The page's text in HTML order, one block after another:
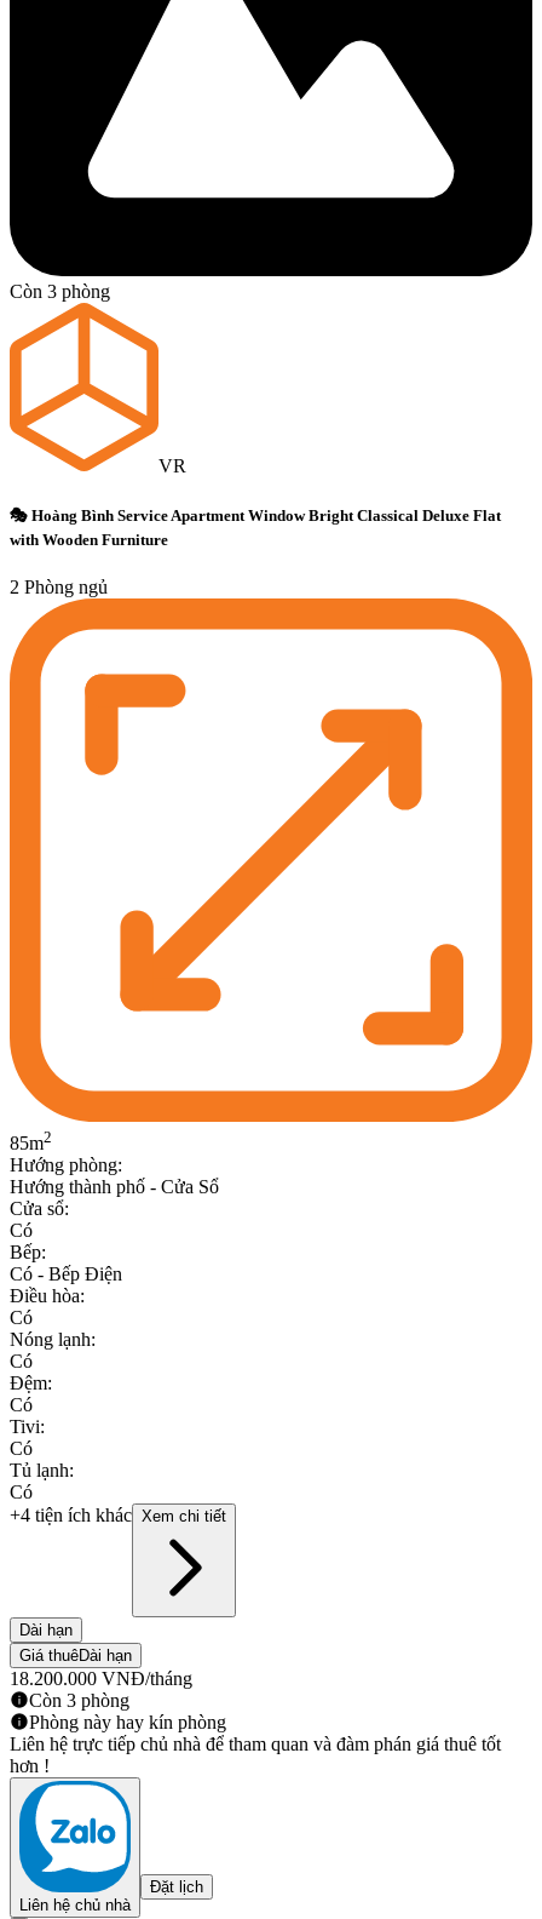
Còn 3 phòng
VR
🎭 Hoàng Bình Service Apartment Window Bright Classical Deluxe Flat
with Wooden Furniture
2 Phòng ngủ
85m2
Hướng phòng:
Hướng thành phố - Cửa Sổ
Cửa sổ:
Có
Bếp:
Có - Bếp Điện
Điều hòa:
Có
Nóng lạnh:
Có
Đệm:
Có
Tivi:
Có
Tủ lạnh:
Có
+4 tiện ích khác Xem chi tiết
Dài hạn
Giá thuêDài hạn
18.200.000 VNĐ/tháng
Còn 3 phòng
Phòng này hay kín phòng
Liên hệ trực tiếp chủ nhà để tham quan và đàm phán giá thuê tốt
hơn !
Liên hệ chủ nhà
Đặt lịch